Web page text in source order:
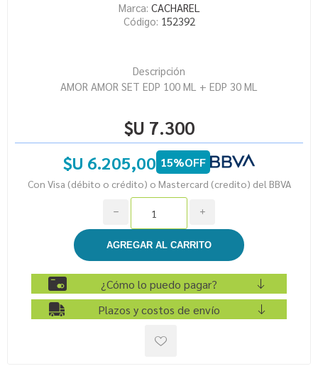
Marca: CACHAREL
Código: 152392
Descripción
AMOR AMOR SET EDP 100 ML + EDP 30 ML
$U 7.300
$U 6.205,00 15%OFF
Con Visa (débito o crédito) o Mastercard (credito) del BBVA
i
h
¿Cómo lo puedo pagar?
Plazos y costos de envío